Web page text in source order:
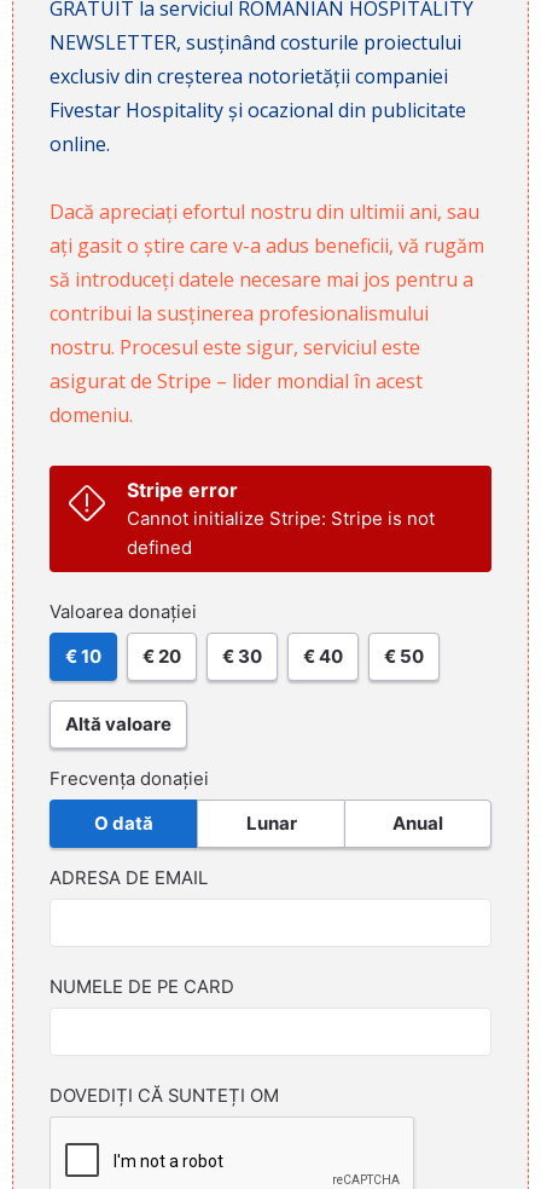
GRATUIT la serviciul ROMANIAN HOSPITALITY
NEWSLETTER, susținând costurile proiectului
exclusiv din creșterea notorietății companiei
Fivestar Hospitality și ocazional din publicitate
online.
Dacă apreciați efortul nostru din ultimii ani, sau
ați gasit o știre care v-a adus beneficii, vă rugăm
să introduceți datele necesare mai jos pentru a
contribui la susținerea profesionalismului
nostru. Procesul este sigur, serviciul este
asigurat de Stripe – lider mondial în acest
domeniu.
Stripe error
Cannot initialize Stripe: Stripe is not
defined
Valoarea donației
€ 10 € 20 € 30 € 40 € 50
Altă valoare
Frecvența donației
O dată Lunar Anual
ADRESA DE EMAIL
NUMELE DE PE CARD
DOVEDIȚI CĂ SUNTEȚI OM